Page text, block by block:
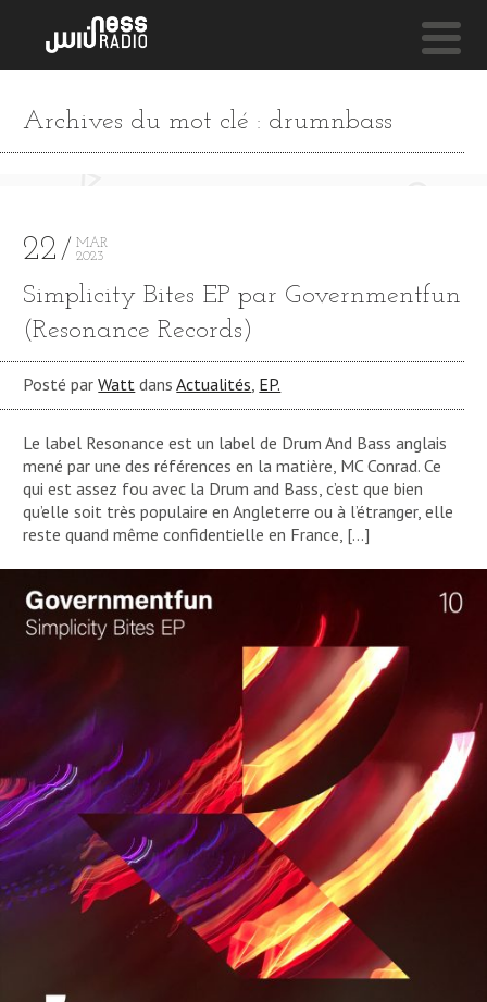
FUSE
NESS LIVE !
Archives du mot clé : drumnbass
22
MAR
2023
Simplicity Bites EP par Governmentfun
(Resonance Records)
Posté parWatt dansActualités, EP.
Le label Resonance est un label de Drum And Bass anglais
mené par une des références en la matière, MC Conrad. Ce
qui est assez fou avec la Drum and Bass, c’est que bien
qu’elle soit très populaire en Angleterre ou à l’étranger, elle
reste quand même confidentielle en France, […]